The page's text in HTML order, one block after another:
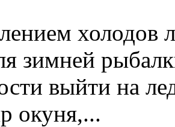
холодов
зимней
выйти на
окуня,...